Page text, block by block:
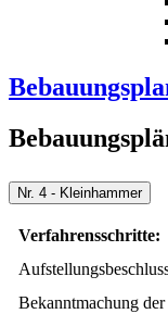
Nr. 4 - Kleinhammer
Verfahrensschritte:
Bekanntmachung